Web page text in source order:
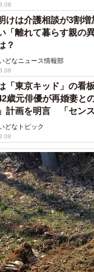
を見ることにハマ
ゃんと聞けていな
っぱり俳優さんはか
してます」
けは介護相談が3割
「離れて暮らす親の
？
どなニュース情報部
「東京キッド」の看
歳元俳優が再婚妻と
計画を明言 「セン
どなトピック